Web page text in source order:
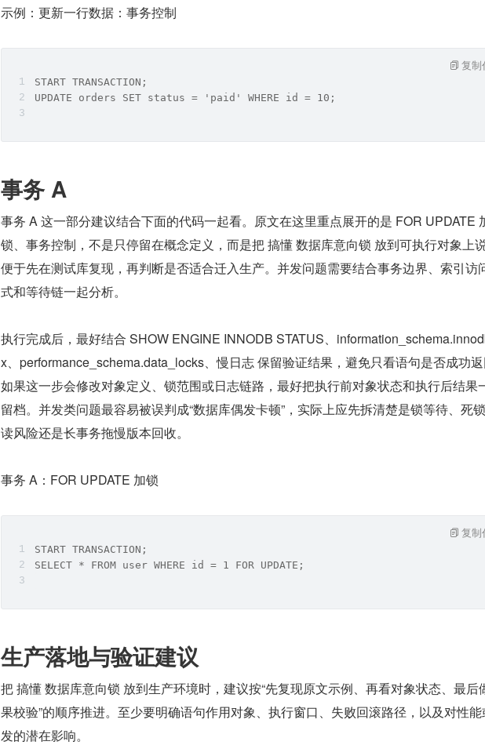
示例：更新一行数据：事务控制
START TRANSACTION;
UPDATE orders SET status = 'paid' WHERE id = 10;
复制
事务 A
事务 A 这一部分建议结合下面的代码一起看。原文在这里重点展开的是 FOR UPDATE
锁、事务控制，不是只停留在概念定义，而是把 搞懂 数据库意向锁 放到可执行对象上
便于先在测试库复现，再判断是否适合迁入生产。并发问题需要结合事务边界、索引访
式和等待链一起分析。
执行完成后，最好结合 SHOW ENGINE INNODB STATUS、
x、performance_schema.data_locks、慢日志 保留验证结果，避免只看语句是否成功返
如果这一步会修改对象定义、锁范围或日志链路，最好把执行前对象状态和执行后结果
留档。并发类问题最容易被误判成“数据库偶发卡顿”，实际上应先拆清楚是锁等待、死
读风险还是长事务拖慢版本回收。
事务 A：FOR UPDATE 加锁
START TRANSACTION;
SELECT * FROM user WHERE id = 1 FOR UPDATE;
复制
生产落地与验证建议
把 搞懂 数据库意向锁 放到生产环境时，建议按“先复现原文示例、再看对象状态、最后
果校验”的顺序推进。至少要明确语句作用对象、执行窗口、失败回滚路径，以及对性
发的潜在影响。